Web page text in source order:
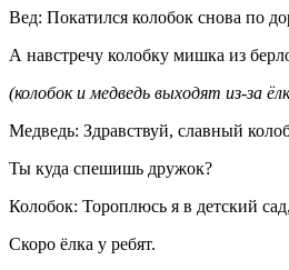
Вед: Покатился колобок снова по
А навстречу колобку мишка из
(колобок и медведь выходят из-за
Медведь: Здравствуй, славный
Ты куда спешишь дружок?
Колобок: Тороплюсь я в детский сад,
Скоро ёлка у ребят.